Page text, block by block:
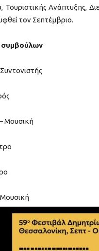
Τουριστικής Ανάπτυξης,
τον Σεπτέμβριο.
συμβούλων
Μουσική